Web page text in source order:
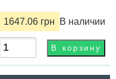
1647.06 грн В наличии